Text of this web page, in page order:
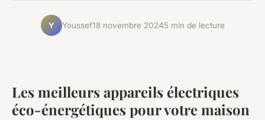
Y Youssef18 novembre 20245 min de lecture
Les meilleurs appareils électriques
éco-énergétiques pour votre maison